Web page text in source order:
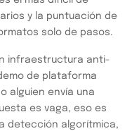
y la puntuación de
solo de pasos.
infraestructura anti-
de plataforma
alguien envía una
es vaga, eso es
detección algorítmica,